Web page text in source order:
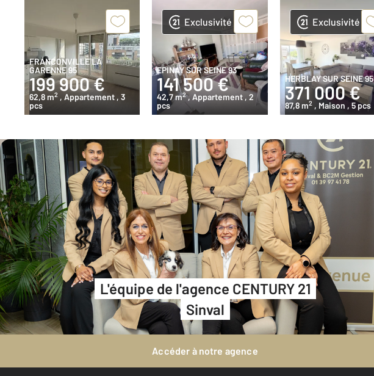
FRANCONVILLE LA
GARENNE 95
199 900 €
62,8 m2 , Appartement , 3
pcs
Exclusivité
EPINAY SUR SEINE 93
141 500 €
42,7 m2 , Appartement , 2
pcs
Exclusivité
HERBLAY SUR SEINE 95
371 000 €
87,8 m2 , Maison , 5 pcs
L'équipe de l'agence CENTURY 21
Sinval
Accéder à notre agence